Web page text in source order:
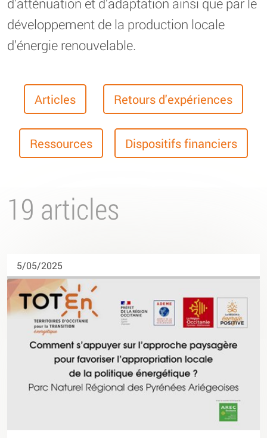
développement de la production locale
d’énergie renouvelable.
Articles Retours d'expériences
Ressources Dispositifs financiers
19 articles
5/05/2025